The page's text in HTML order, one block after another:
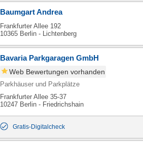
Baumgart Andrea
Frankfurter Allee 192
10365 Berlin - Lichtenberg
Bavaria Parkgaragen GmbH
Web Bewertungen vorhanden
Parkhäuser und Parkplätze
Frankfurter Allee 35-37
10247 Berlin - Friedrichshain
Gratis-Digitalcheck